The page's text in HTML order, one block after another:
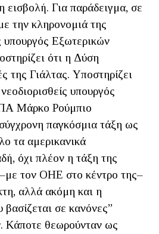
εισβολή. Για παράδειγμα, σε
την κληρονομιά της
υπουργός Εξωτερικών
ότι η Δύση
της Γιάλτας. Υποστηρίζει
υπουργός
Μάρκο Ρούμπιο
παγκόσμια τάξη ως
τα αμερικανικά
όχι πλέον η τάξη της
τον ΟΗΕ στο κέντρο της–
αλλά ακόμη και η
σε κανόνες”
Κάποτε θεωρούνταν ως